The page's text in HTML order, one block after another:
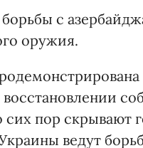
с
оружия.
пор скрывают
ведут